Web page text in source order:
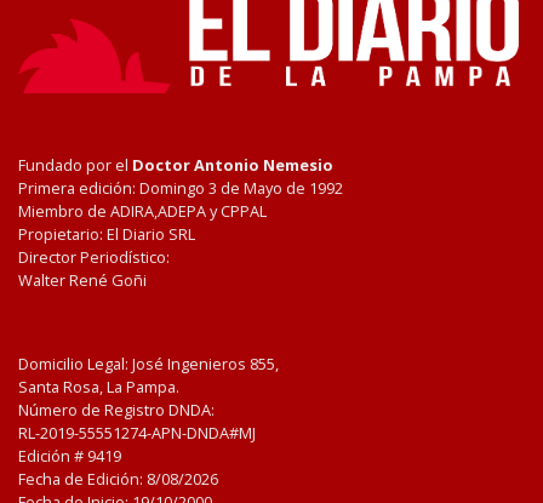
Fundado por el Doctor Antonio Nemesio
Primera edición: Domingo 3 de Mayo de 1992
Miembro de ADIRA,ADEPA y CPPAL
Propietario: El Diario SRL
Director Periodístico:
Walter René Goñi
Domicilio Legal: José Ingenieros 855,
Santa Rosa, La Pampa.
Número de Registro DNDA:
RL-2019-55551274-APN-DNDA#MJ
Edición # 9419
Fecha de Edición: 8/08/2026